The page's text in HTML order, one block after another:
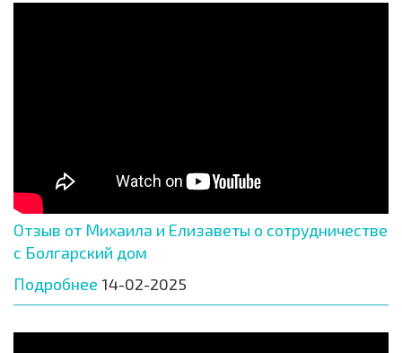
Отзыв от Михаила и Елизаветы о сотрудничестве
с Болгарский дом
Подробнее 14-02-2025